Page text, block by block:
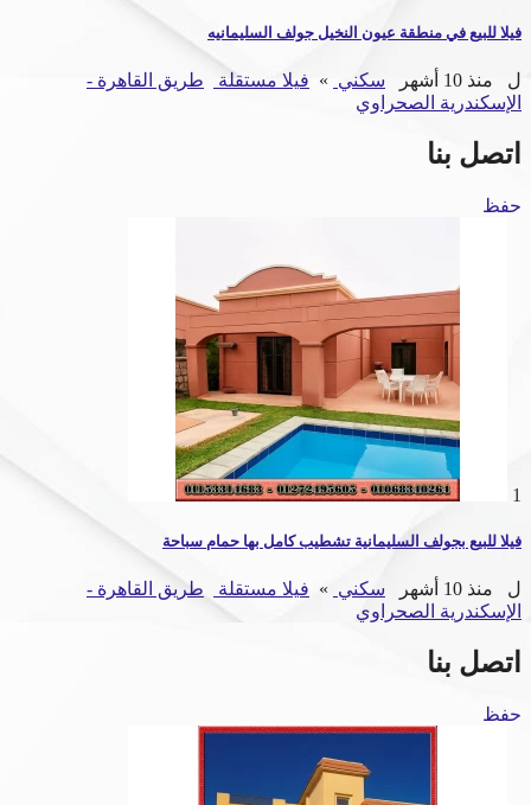
فيلا للبيع في منطقة عيون النخيل جولف السليمانيه
ل منذ 10 أشهر سكني » فيلا مستقلة
طريق القاهرة -
الإسكندرية الصحراوي
اتصل بنا
حفظ
1
فيلا للبيع بجولف السليمانية تشطيب كامل بها حمام سباحة
ل منذ 10 أشهر سكني » فيلا مستقلة
طريق القاهرة -
الإسكندرية الصحراوي
اتصل بنا
حفظ